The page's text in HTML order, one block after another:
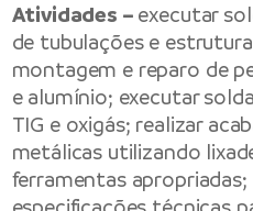
Atividades – executar
de tubulações e
montagem e reparo de
e alumínio; executar
TIG e oxigás; realizar
metálicas utilizando
ferramentas